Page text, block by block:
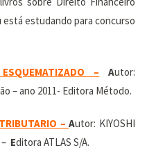
está estudando para concurso
– Autor:
– ano 2011- Editora Método.
–Autor: KIYOSHI
Editora ATLAS S/A.